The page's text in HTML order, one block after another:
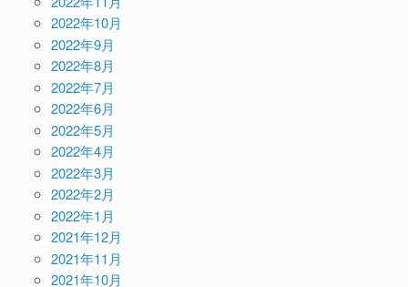
2022年10月
2022年9月
2022年8月
2022年7月
2022年6月
2022年5月
2022年4月
2022年3月
2022年2月
2022年1月
2021年12月
2021年11月
2021年10月